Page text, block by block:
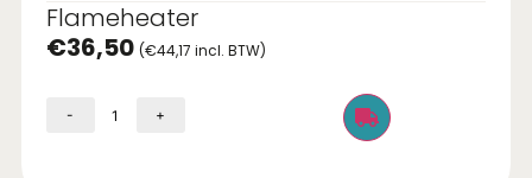
Flameheater
€36,50 (€44,17 incl. BTW)
- +